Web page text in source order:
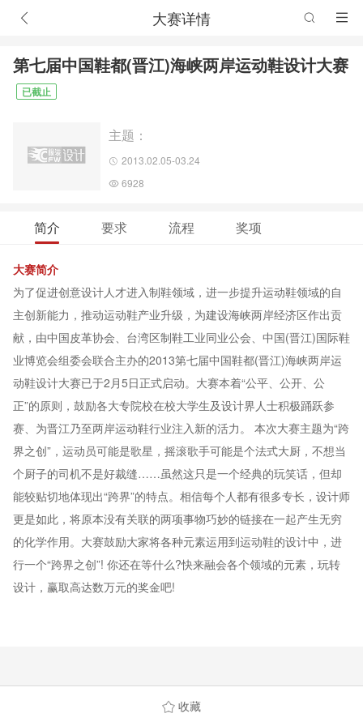
大赛详情
第七届中国鞋都(晋江)海峡两岸运动鞋设计大赛
已截止
主题：
2013.02.05-03.24
6928
简介 要求 流程 奖项
大赛简介
为了促进创意设计人才进入制鞋领域，进一步提升运动鞋领域的自
主创新能力，推动运动鞋产业升级，为建设海峡两岸经济区作出贡
献，由中国皮革协会、台湾区制鞋工业同业公会、中国(晋江)国际鞋
业博览会组委会联合主办的2013第七届中国鞋都(晋江)海峡两岸运
动鞋设计大赛已于2月5日正式启动。大赛本着“公平、公开、公
正”的原则，鼓励各大专院校在校大学生及设计界人士积极踊跃参
赛、为晋江乃至两岸运动鞋行业注入新的活力。 本次大赛主题为“跨
界之创”，运动员可能是歌星，摇滚歌手可能是个法式大厨，不想当
个厨子的司机不是好裁缝……虽然这只是一个经典的玩笑话，但却
能较贴切地体现出“跨界”的特点。相信每个人都有很多专长，设计师
更是如此，将原本没有关联的两项事物巧妙的链接在一起产生无穷
的化学作用。大赛鼓励大家将各种元素运用到运动鞋的设计中，进
行一个“跨界之创”! 你还在等什么?快来融会各个领域的元素，玩转
设计，赢取高达数万元的奖金吧!
收藏